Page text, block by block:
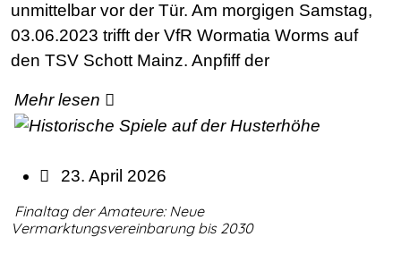
unmittelbar vor der Tür. Am morgigen Samstag,
03.06.2023 trifft der VfR Wormatia Worms auf
den TSV Schott Mainz. Anpfiff der
Mehr lesen
23. April 2026
Finaltag der Amateure: Neue
Vermarktungsvereinbarung bis 2030